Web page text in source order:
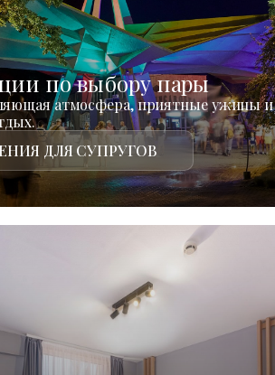
по выбору пары
атмосфера, приятные ужины и
ДЛЯ СУПРУГОВ